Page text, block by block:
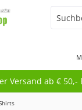
Versand ab € 50,-